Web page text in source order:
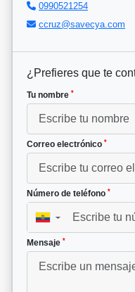
0990521254
ccruz@savecya.com
¿Prefieres que te
Tu nombre *
Correo electrónico *
Número de teléfono *
▼
Mensaje *